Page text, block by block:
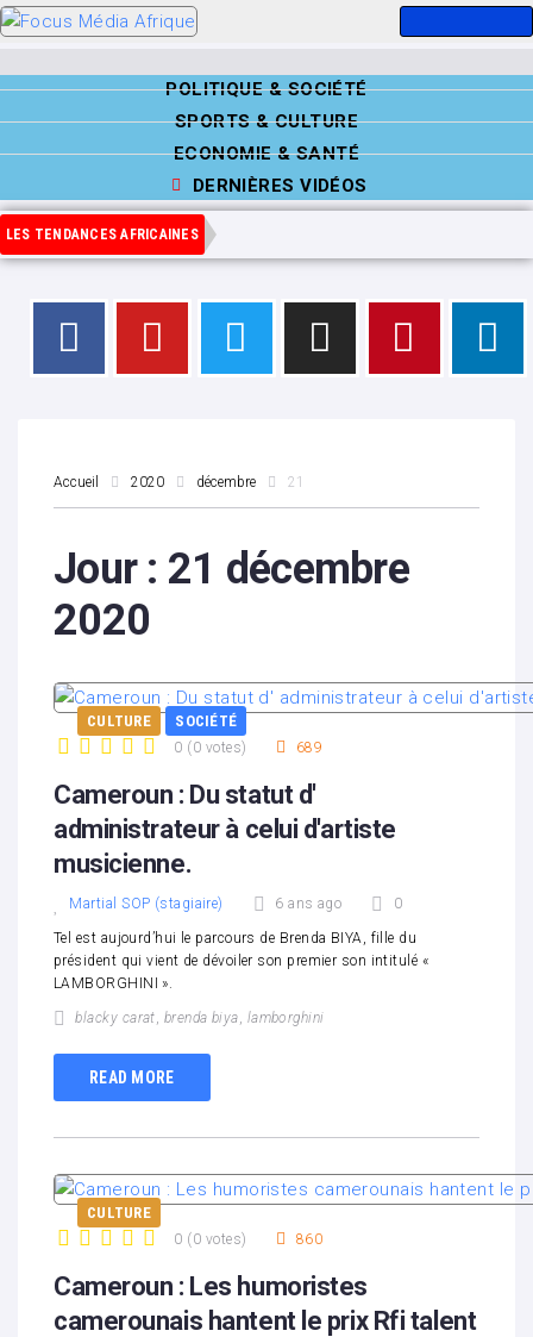
POLITIQUE & SOCIÉTÉ
SPORTS & CULTURE
ECONOMIE & SANTÉ
DERNIÈRES VIDÉOS
LES TENDANCES AFRICAINES
Accueil 2020 décembre 21
Jour : 21 décembre
2020
CULTURE SOCIÉTÉ
0 ( 0 votes) 689
Cameroun : Du statut d'
administrateur à celui d'artiste
musicienne.
Martial SOP (stagiaire) 6 ans ago 0
Tel est aujourd’hui le parcours de Brenda BIYA, fille du
président qui vient de dévoiler son premier son intitulé «
LAMBORGHINI ».
blacky carat, brenda biya, lamborghini
READ MORE
CULTURE
0 ( 0 votes) 860
Cameroun : Les humoristes
camerounais hantent le prix Rfi talent